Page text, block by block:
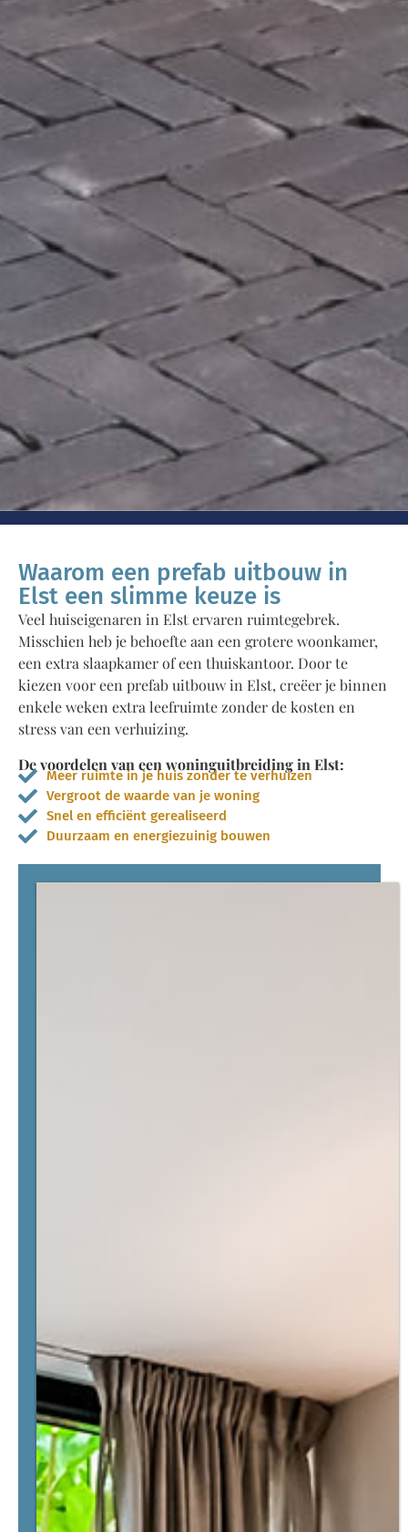
Waarom een prefab uitbouw in
Elst een slimme keuze is
Veel huiseigenaren in Elst ervaren ruimtegebrek.
Misschien heb je behoefte aan een grotere woonkamer,
een extra slaapkamer of een thuiskantoor. Door te
kiezen voor een prefab uitbouw in Elst, creëer je binnen
enkele weken extra leefruimte zonder de kosten en
stress van een verhuizing.
De voordelen van een woninguitbreiding in Elst:
Meer ruimte in je huis zonder te verhuizen
Vergroot de waarde van je woning
Snel en efficiënt gerealiseerd
Duurzaam en energiezuinig bouwen